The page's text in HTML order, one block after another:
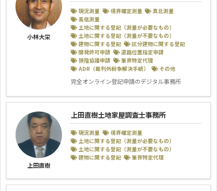
小林大栄
現況測量 境界確定測量
真北測量
高低測量
土地に関する登記（測量が必要なもの）
土地に関する登記（測量が不要なもの）
建物に関する登記
区分建物に関する登記
開発許可申請
道路位置指定申請
狭隘協議申請
筆界特定代理
ADR（裁判外紛争解決手続）
その他
完全オンライン登記申請のデジタル事務所
上田直樹
上田直樹土地家屋調査士事務所
現況測量
境界確定測量
土地に関する登記（測量が必要なもの）
土地に関する登記（測量が不要なもの）
建物に関する登記
筆界特定代理